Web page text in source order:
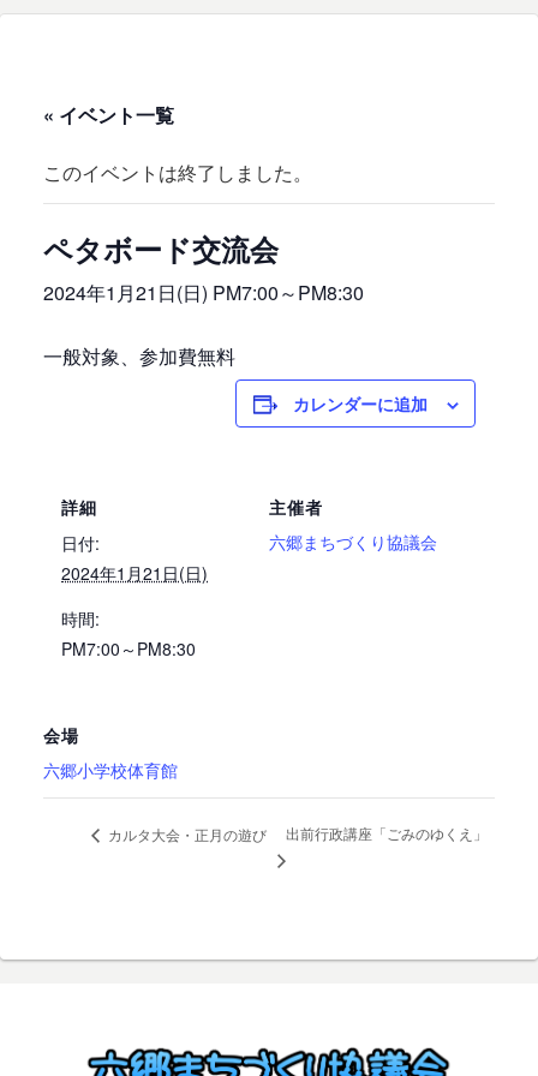
« イベント一覧
このイベントは終了しました。
ペタボード交流会
2024年1月21日(日) PM7:00～PM8:30
一般対象、参加費無料
カレンダーに追加
詳細
日付:
2024年1月21日(日)
時間:
PM7:00～PM8:30
主催者
六郷まちづくり協議会
会場
六郷小学校体育館
カルタ大会・正月の遊び 出前行政講座「ごみのゆくえ」